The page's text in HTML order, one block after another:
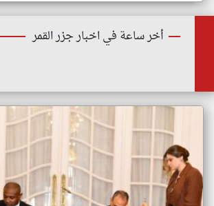
أخر ساعة في اخبار جزر القمر